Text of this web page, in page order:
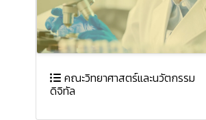
คณะวิทยาศาสตร์และนวัตกรรม
ดิจิทัล